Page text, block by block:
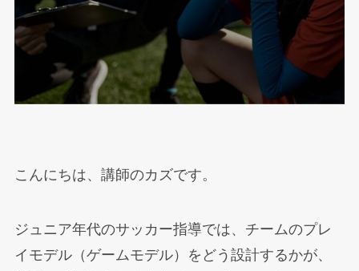
こんにちは、講師のカズです。
ジュニア年代のサッカー指導では、チームのプレ
イモデル（ゲームモデル）をどう設計するかが、